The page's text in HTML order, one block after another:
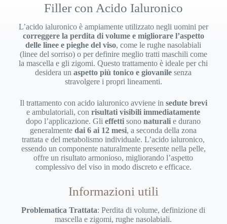
Filler con Acido Ialuronico
L’acido ialuronico è ampiamente utilizzato negli uomini per
correggere la perdita di volume e migliorare l’aspetto
delle linee e pieghe del viso, come le rughe nasolabiali
(linee del sorriso) o per definire meglio tratti maschili come
la mascella e gli zigomi. Questo trattamento è ideale per chi
desidera unaspetto più tonico e giovanilesenza
stravolgere i propri lineamenti.
Il trattamento con acido ialuronico avviene in sedute brevi
e ambulatoriali, conrisultati visibili immediatamente
dopo l’applicazione. Glieffettisono naturalie durano
generalmentedai 6 ai 12 mesi, a seconda della zona
trattata e del metabolismo individuale. L’acido ialuronico,
essendo un componente naturalmente presente nella pelle,
offre un risultato armonioso, migliorando l’aspetto
complessivo del viso in modo discreto e efficace.
Informazioni utili
Problematica Trattata: Perdita di volume, definizione di
mascella e zigomi, rughe nasolabiali.